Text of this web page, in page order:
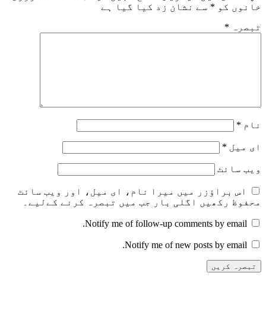
خانوں کو * سے نشان زد کیا گیا ہے
تبصرہ *
نام *
ای میل *
ویب‌ سائٹ
اس براؤزر میں میرا نام، ای میل، اور ویب سائٹ
محفوظ رکھیں اگلی بار جب میں تبصرہ کرنے کےلیے۔
Notify me of follow-up comments by email.
Notify me of new posts by email.